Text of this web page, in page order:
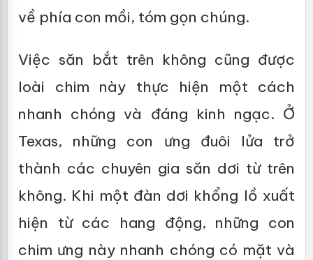
về phía con mồi, tóm gọn chúng.
Việc săn bắt trên không cũng được
loài chim này thực hiện một cách
nhanh chóng và đáng kinh ngạc. Ở
Texas, những con ưng đuôi lửa trở
thành các chuyên gia săn dơi từ trên
không. Khi một đàn dơi khổng lồ xuất
hiện từ các hang động, những con
chim ưng này nhanh chóng có mặt và